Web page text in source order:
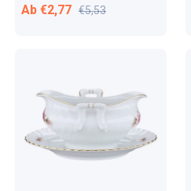
Verkaufspreis
Ab €2,77 Normaler Preis
€5,53